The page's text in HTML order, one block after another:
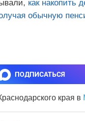
как накопить
обычную
ПОДПИСАТЬСЯ
края в